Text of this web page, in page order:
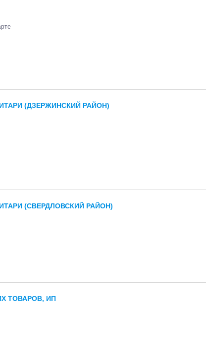
(ДЗЕРЖИНСКИЙ РАЙОН)
(СВЕРДЛОВСКИЙ РАЙОН)
ТОВАРОВ, ИП